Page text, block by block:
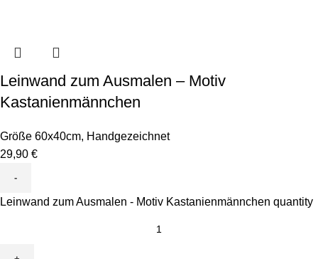
Leinwand zum Ausmalen – Motiv
Kastanienmännchen
Größe 60x40cm, Handgezeichnet
29,90 €
Leinwand zum Ausmalen - Motiv Kastanienmännchen quantity